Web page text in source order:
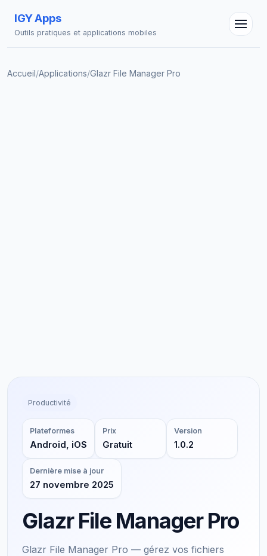
IGY Apps
Outils pratiques et applications mobiles
Accueil/Applications/Glazr File Manager Pro
Productivité
Plateformes
Android, iOS
Prix
Gratuit
Version
1.0.2
Dernière mise à jour
27 novembre 2025
Glazr File Manager Pro
Glazr File Manager Pro — gérez vos fichiers